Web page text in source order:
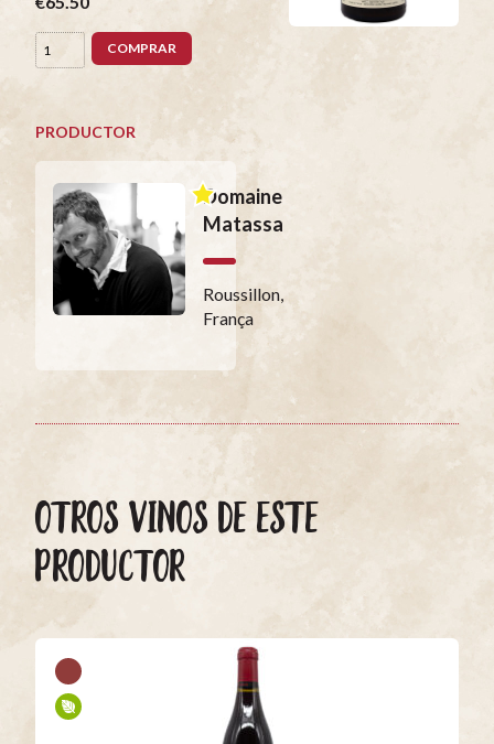
COMPRAR
PRODUCTOR
Domaine
Matassa
Roussillon,
França
OTROS VINOS DE ESTE
PRODUCTOR